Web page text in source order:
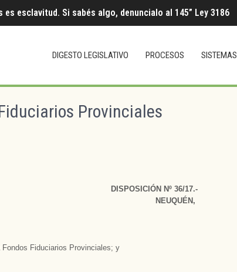
es esclavitud. Si sabés algo, denuncialo al 145” Ley 3186
DIGESTO LEGISLATIVO PROCESOS SISTEMAS
Provinciales
DISPOSICIÓN Nº 36/17.-
NEUQUÉN,
Fiduciarios Provinciales; y